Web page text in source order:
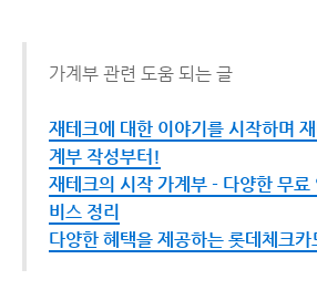
가계부 관련 도움 되는 글
재테크에 대한 이야기를 시작하며
계부 작성부터!
재테크의 시작 가계부 - 다양한 무료
비스 정리
다양한 혜택을 제공하는 롯데체크카